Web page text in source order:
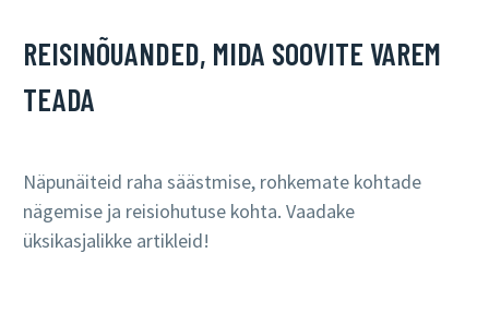
REISINÕUANDED, MIDA SOOVITE VAREM
TEADA
Näpunäiteid raha säästmise, rohkemate kohtade
nägemise ja reisiohutuse kohta. Vaadake
üksikasjalikke artikleid!